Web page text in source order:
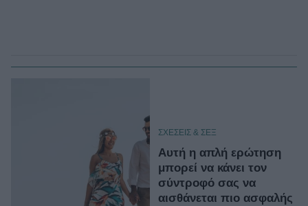
ΣΧΕΣΕΙΣ & ΣΕΞ
Αυτή η απλή ερώτηση
μπορεί να κάνει τον
σύντροφό σας να
αισθάνεται πιο ασφαλής